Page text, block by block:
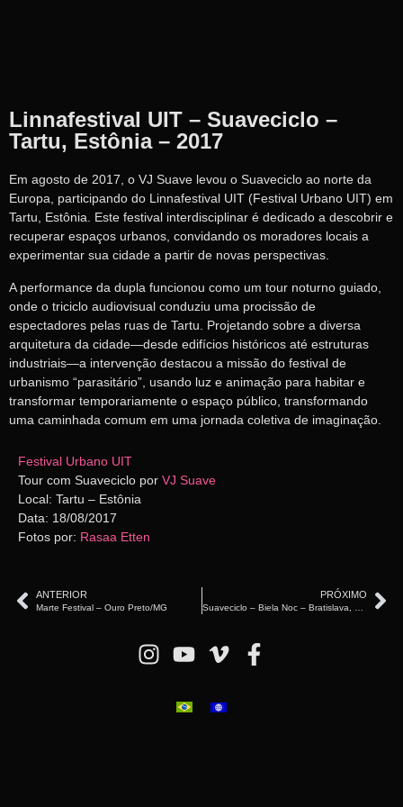
Linnafestival UIT – Suaveciclo –
Tartu, Estônia – 2017
Em agosto de 2017, o VJ Suave levou o Suaveciclo ao norte da
Europa, participando do Linnafestival UIT (Festival Urbano UIT) em
Tartu, Estônia. Este festival interdisciplinar é dedicado a descobrir e
recuperar espaços urbanos, convidando os moradores locais a
experimentar sua cidade a partir de novas perspectivas.
A performance da dupla funcionou como um tour noturno guiado,
onde o triciclo audiovisual conduziu uma procissão de
espectadores pelas ruas de Tartu. Projetando sobre a diversa
arquitetura da cidade—desde edifícios históricos até estruturas
industriais—a intervenção destacou a missão do festival de
urbanismo “parasitário”, usando luz e animação para habitar e
transformar temporariamente o espaço público, transformando
uma caminhada comum em uma jornada coletiva de imaginação.
Festival Urbano UIT
Tour com Suaveciclo por VJ Suave
Local: Tartu – Estônia
Data: 18/08/2017
Fotos por: Rasaa Etten
ANTERIOR
Marte Festival – Ouro Preto/MG
PRÓXIMO